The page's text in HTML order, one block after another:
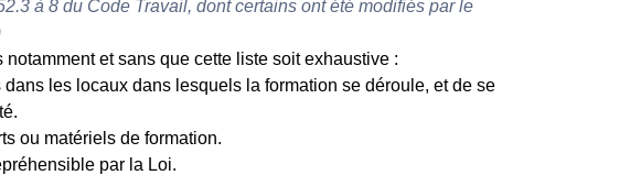
à 8 du Code Travail, dont certains ont été modifiés par le
notamment et sans que cette liste soit exhaustive :
les locaux dans lesquels la formation se déroule, et de se
ou matériels de formation.
par la Loi.